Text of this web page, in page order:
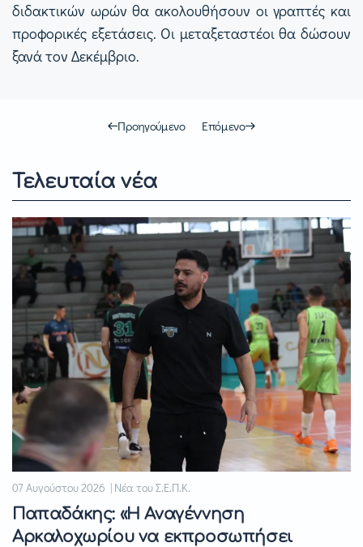
διδακτικών ωρών θα ακολουθήσουν οι γραπτές και
προφορικές εξετάσεις. Οι μεταξεταστέοι θα δώσουν
ξανά τον Δεκέμβριο.
Προηγούμενο Επόμενο
Τελευταία νέα
07 Αυγούστου 2026 | Νέα του Σ.Ε.Π.Κ.
Παπαδάκης: «Η Αναγέννηση
Αρκαλοχωρίου να εκπροσωπήσει